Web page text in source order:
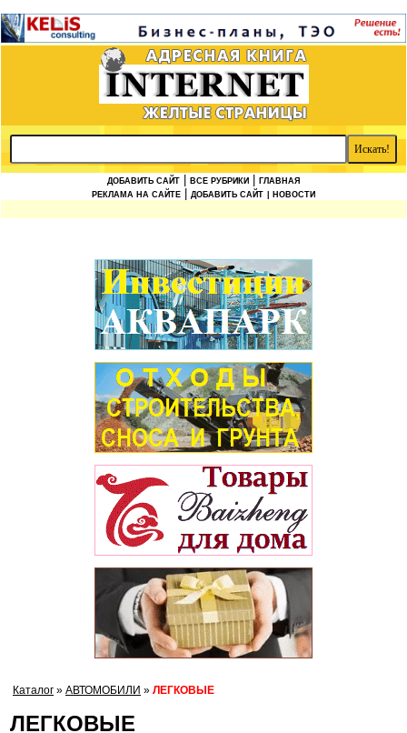
ДОБАВИТЬ САЙТ ВСЕ РУБРИКИ
ГЛАВНАЯ
РЕКЛАМА НА САЙТЕ
ДОБАВИТЬ САЙТ | НОВОСТИ
Каталог » АВТОМОБИЛИ » ЛЕГКОВЫЕ
ЛЕГКОВЫЕ